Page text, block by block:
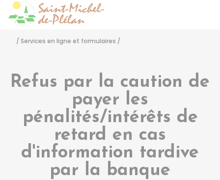
/ Services en ligne et formulaires /
Refus par la caution de
payer les
pénalités/intérêts de
retard en cas
d'information tardive
par la banque